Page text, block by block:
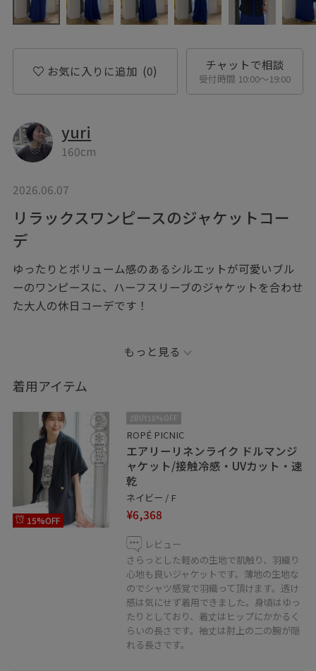
お気に入りに追加 (0) チャットで相談
受付時間 10:00〜19:00
yuri
160cm
2026.06.07
リラックスワンピースのジャケットコー
デ
ゆったりとボリューム感のあるシルエットが可愛いブル
ーのワンピースに、ハーフスリーブのジャケットを合わせ
た大人の休日コーデです！
ティブなシーンにも着て行きやすいコーデに◎
全体をブルーのトーンでまとめて、爽やかだけど品良く
見えるコーデでまとめました！
Instagramも配信中です！！
リアルバイしたアイテムや、私が好きな大人カジュアル
コーデを日々配信しています！
是非フォローお願い致します！
※紐付いていないアイテムは私物となっております。
※照明の当たり具合で、実際の商品の色味と異なる場合
実際の商品に近い色味は商品ページをご確認ください。
もっと見る
着用アイテム
15%OFF
2BUY10%OFF
ROPÉ PICNIC
エアリーリネンライク ドルマンジ
ャケット/接触冷感・UVカット・速
乾
ネイビー / F
¥6,368
レビュー
さらっとした軽めの生地で肌触り、羽織り
心地も良いジャケットです。薄地の生地な
のでシャツ感覚で羽織って頂けます。透け
感は気にせず着用できました。身頃はゆっ
たりとしており、着丈はヒップにかかるく
らいの長さです。袖丈は肘上の二の腕が隠
れる長さです。